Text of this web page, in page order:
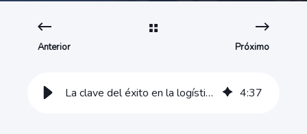
Anterior Próximo
La clave del éxito en la logística: Comunicación efectiva en la cadena de suministro 4:37